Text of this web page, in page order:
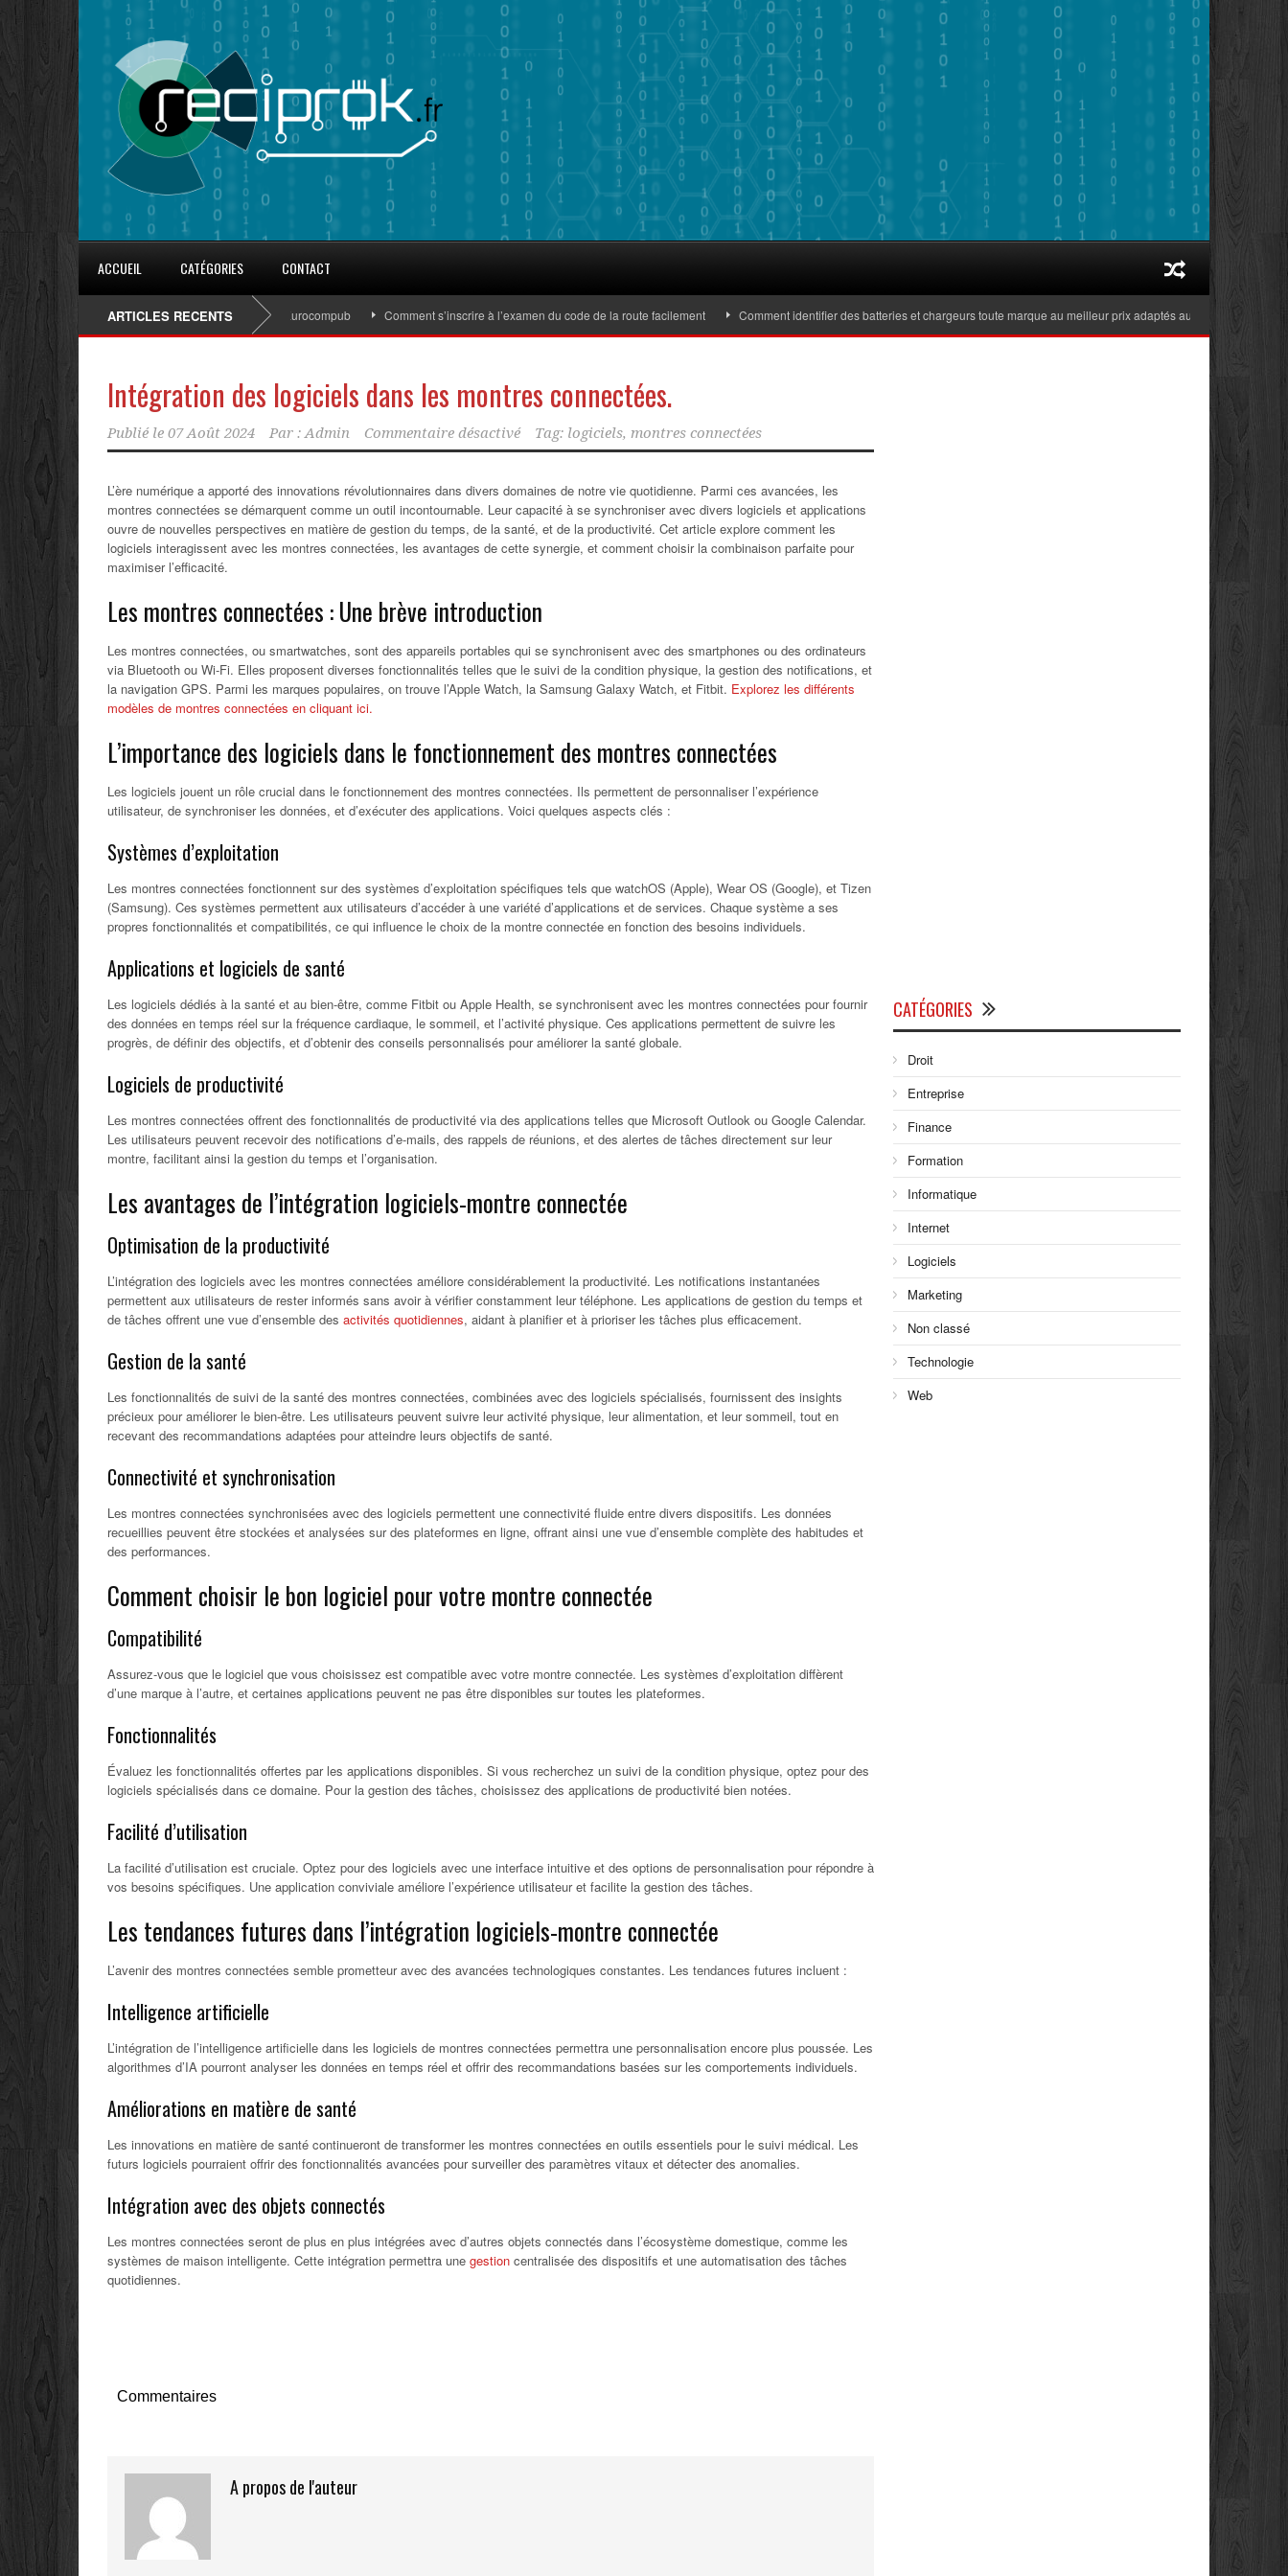
ACCUEIL CATÉGORIES CONTACT
ARTICLES RECENTS
8 conseils pour fidéliser avec les goodies d’Eurocompub Comment s’inscrire à l’examen du code de la route facilement Comment identifier des batteries et chargeurs toute marque au meilleur prix adaptés aux ordinateurs portables
Intégration des logiciels dans les montres connectées.
Publié le 07 Août 2024 Par : Admin Commentaire désactivé Tag: logiciels, montres connectées
L’ère numérique a apporté des innovations révolutionnaires dans divers domaines de notre vie quotidienne. Parmi ces avancées, les
montres connectées se démarquent comme un outil incontournable. Leur capacité à se synchroniser avec divers logiciels et applications
ouvre de nouvelles perspectives en matière de gestion du temps, de la santé, et de la productivité. Cet article explore comment les
logiciels interagissent avec les montres connectées, les avantages de cette synergie, et comment choisir la combinaison parfaite pour
maximiser l’efficacité.
Les montres connectées : Une brève introduction
Les montres connectées, ou smartwatches, sont des appareils portables qui se synchronisent avec des smartphones ou des ordinateurs
via Bluetooth ou Wi-Fi. Elles proposent diverses fonctionnalités telles que le suivi de la condition physique, la gestion des notifications, et
la navigation GPS. Parmi les marques populaires, on trouve l’Apple Watch, la Samsung Galaxy Watch, et Fitbit. Explorez les différents
modèles de montres connectées en cliquant ici.
L’importance des logiciels dans le fonctionnement des montres connectées
Les logiciels jouent un rôle crucial dans le fonctionnement des montres connectées. Ils permettent de personnaliser l’expérience
utilisateur, de synchroniser les données, et d’exécuter des applications. Voici quelques aspects clés :
Systèmes d’exploitation
Les montres connectées fonctionnent sur des systèmes d’exploitation spécifiques tels que watchOS (Apple), Wear OS (Google), et Tizen
(Samsung). Ces systèmes permettent aux utilisateurs d’accéder à une variété d’applications et de services. Chaque système a ses
propres fonctionnalités et compatibilités, ce qui influence le choix de la montre connectée en fonction des besoins individuels.
Applications et logiciels de santé
Les logiciels dédiés à la santé et au bien-être, comme Fitbit ou Apple Health, se synchronisent avec les montres connectées pour fournir
des données en temps réel sur la fréquence cardiaque, le sommeil, et l’activité physique. Ces applications permettent de suivre les
progrès, de définir des objectifs, et d’obtenir des conseils personnalisés pour améliorer la santé globale.
Logiciels de productivité
Les montres connectées offrent des fonctionnalités de productivité via des applications telles que Microsoft Outlook ou Google Calendar.
Les utilisateurs peuvent recevoir des notifications d’e-mails, des rappels de réunions, et des alertes de tâches directement sur leur
montre, facilitant ainsi la gestion du temps et l’organisation.
Les avantages de l’intégration logiciels-montre connectée
Optimisation de la productivité
L’intégration des logiciels avec les montres connectées améliore considérablement la productivité. Les notifications instantanées
permettent aux utilisateurs de rester informés sans avoir à vérifier constamment leur téléphone. Les applications de gestion du temps et
de tâches offrent une vue d’ensemble des activités quotidiennes, aidant à planifier et à prioriser les tâches plus efficacement.
Gestion de la santé
Les fonctionnalités de suivi de la santé des montres connectées, combinées avec des logiciels spécialisés, fournissent des insights
précieux pour améliorer le bien-être. Les utilisateurs peuvent suivre leur activité physique, leur alimentation, et leur sommeil, tout en
recevant des recommandations adaptées pour atteindre leurs objectifs de santé.
Connectivité et synchronisation
Les montres connectées synchronisées avec des logiciels permettent une connectivité fluide entre divers dispositifs. Les données
recueillies peuvent être stockées et analysées sur des plateformes en ligne, offrant ainsi une vue d’ensemble complète des habitudes et
des performances.
Comment choisir le bon logiciel pour votre montre connectée
Compatibilité
Assurez-vous que le logiciel que vous choisissez est compatible avec votre montre connectée. Les systèmes d’exploitation diffèrent
d’une marque à l’autre, et certaines applications peuvent ne pas être disponibles sur toutes les plateformes.
Fonctionnalités
Évaluez les fonctionnalités offertes par les applications disponibles. Si vous recherchez un suivi de la condition physique, optez pour des
logiciels spécialisés dans ce domaine. Pour la gestion des tâches, choisissez des applications de productivité bien notées.
Facilité d’utilisation
La facilité d’utilisation est cruciale. Optez pour des logiciels avec une interface intuitive et des options de personnalisation pour répondre à
vos besoins spécifiques. Une application conviviale améliore l’expérience utilisateur et facilite la gestion des tâches.
Les tendances futures dans l’intégration logiciels-montre connectée
L’avenir des montres connectées semble prometteur avec des avancées technologiques constantes. Les tendances futures incluent :
Intelligence artificielle
L’intégration de l’intelligence artificielle dans les logiciels de montres connectées permettra une personnalisation encore plus poussée. Les
algorithmes d’IA pourront analyser les données en temps réel et offrir des recommandations basées sur les comportements individuels.
Améliorations en matière de santé
Les innovations en matière de santé continueront de transformer les montres connectées en outils essentiels pour le suivi médical. Les
futurs logiciels pourraient offrir des fonctionnalités avancées pour surveiller des paramètres vitaux et détecter des anomalies.
Intégration avec des objets connectés
Les montres connectées seront de plus en plus intégrées avec d’autres objets connectés dans l’écosystème domestique, comme les
systèmes de maison intelligente. Cette intégration permettra une gestion centralisée des dispositifs et une automatisation des tâches
quotidiennes.
Commentaires
A propos de l'auteur
CATÉGORIES
Droit
Entreprise
Finance
Formation
Informatique
Internet
Logiciels
Marketing
Non classé
Technologie
Web